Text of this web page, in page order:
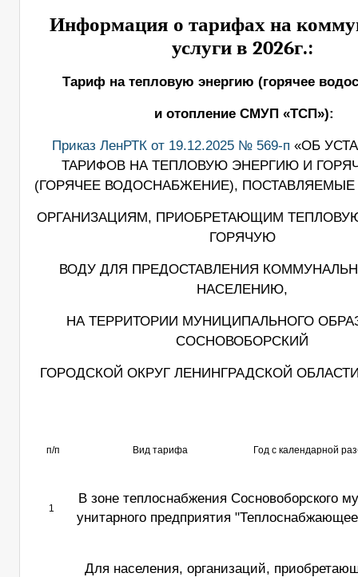
Информация о тарифах на
услуги в 2026г.:
Тариф на тепловую энергию (горячее
и отопление СМУП «ТСП»):
Приказ ЛенРТК от 19.12.2025 № 569-п «ОБ
ТАРИФОВ НА ТЕПЛОВУЮ ЭНЕРГИЮ И
(ГОРЯЧЕЕ ВОДОСНАБЖЕНИЕ),
ОРГАНИЗАЦИЯМ, ПРИОБРЕТАЮЩИМ
ГОРЯЧУЮ
ВОДУ ДЛЯ ПРЕДОСТАВЛЕНИЯ
НАСЕЛЕНИЮ,
НА ТЕРРИТОРИИ МУНИЦИПАЛЬНОГО
СОСНОВОБОРСКИЙ
ГОРОДСКОЙ ОКРУГ ЛЕНИНГРАДСКОЙ ОБЛАСТИ
п/п Вид тарифа Год с календарной
1
В зоне теплоснабжения Сосновоборского
унитарного предприятия
Для населения, организаций,